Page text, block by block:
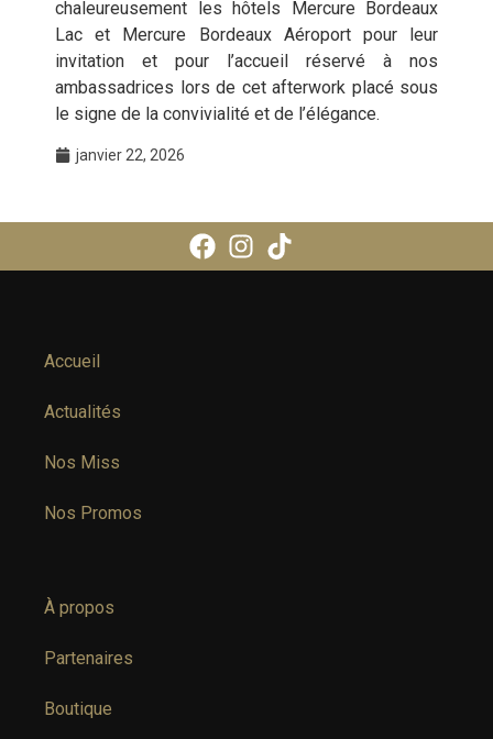
chaleureusement les hôtels Mercure Bordeaux
Lac et Mercure Bordeaux Aéroport pour leur
invitation et pour l’accueil réservé à nos
ambassadrices lors de cet afterwork placé sous
le signe de la convivialité et de l’élégance.
janvier 22, 2026
Accueil
Actualités
Nos Miss
Nos Promos
À propos
Partenaires
Boutique